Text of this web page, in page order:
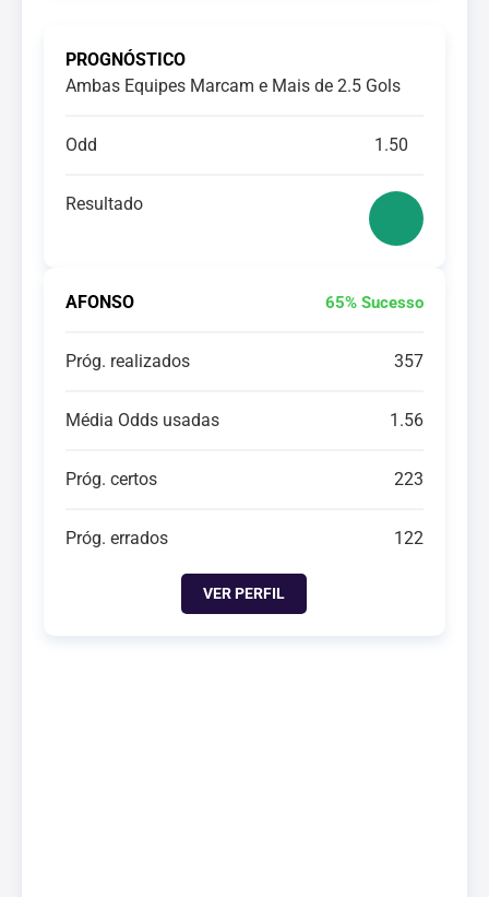
PROGNÓSTICO
Ambas Equipes Marcam e Mais de 2.5 Gols
Odd 1.50
Resultado
AFONSO 65% Sucesso
Próg. realizados 357
Média Odds usadas 1.56
Próg. certos 223
Próg. errados 122
VER PERFIL